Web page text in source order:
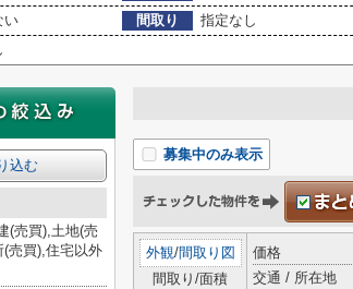
い 間取り
指定なし
募集中のみ表示
外観/間取り図
間取り/面積
価格
交通 / 所在地
込む
(売買),土地(売
(売買),住宅以外